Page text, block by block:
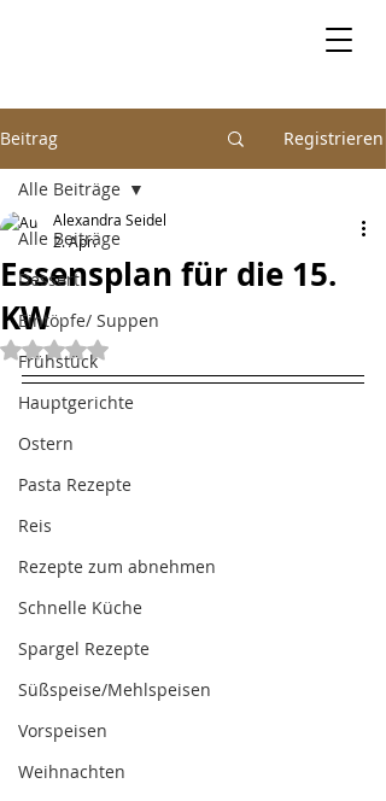
Beitrag Registrieren
Alle Beiträge
Dessert
Eintöpfe/ Suppen
Frühstück
Hauptgerichte
Ostern
Pasta Rezepte
Reis
Rezepte zum abnehmen
Schnelle Küche
Spargel Rezepte
Süßspeise/Mehlspeisen
Vorspeisen
Weihnachten
Alle Beiträge
Essensplan für die 15.
KW
Alexandra Seidel
2. Apr.
Mit NaN von 5 Sternen bewertet.